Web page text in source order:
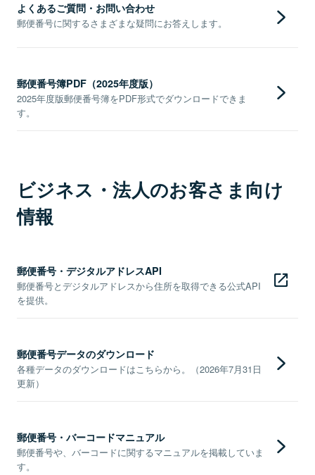
よくあるご質問・お問い合わせ
郵便番号に関するさまざまな疑問にお答えします。
郵便番号簿PDF（2025年度版）
2025年度版郵便番号簿をPDF形式でダウンロードできま
す。
ビジネス・法人のお客さま向け
情報
郵便番号・デジタルアドレスAPI
郵便番号とデジタルアドレスから住所を取得できる公式API
を提供。
郵便番号データのダウンロード
各種データのダウンロードはこちらから。（2026年7月31日
更新）
郵便番号・バーコードマニュアル
郵便番号や、バーコードに関するマニュアルを掲載していま
す。